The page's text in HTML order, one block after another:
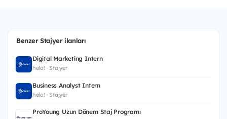
Benzer Stajyer ilanları
Digital Marketing Intern
helo! · Stajyer
Business Analyst Intern
helo! · Stajyer
ProYoung Uzun Dönem Staj Programı